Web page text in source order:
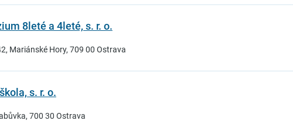
8leté a 4leté, s. r. o.
Mariánské Hory, 709 00 Ostrava
s. r. o.
700 30 Ostrava